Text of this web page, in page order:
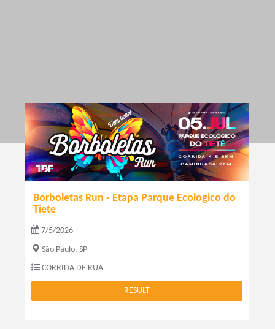
Borboletas Run - Etapa Parque Ecologico do
Tiete
7/5/2026
São Paulo, SP
CORRIDA DE RUA
RESULT